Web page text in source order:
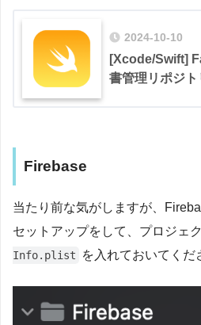
2024-10-10
[Xcode/Swift]
書管理リポジト
Firebase
当たり前な気がしますが、
セットアップをして、プロジェ
Info.plist
を入れておいてくだ